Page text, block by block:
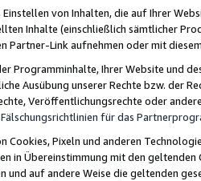
von Inhalten, die auf Ihrer
Inhalte (einschließlich sämtlicher
Partner-Link aufnehmen oder mit
Programminhalte, Ihrer Website und
Ausübung unserer Rechte bzw. der
Veröffentlichungsrechte oder
für das
Cookies, Pixeln und anderen
in Übereinstimmung mit den
und auf andere Weise die geltenden